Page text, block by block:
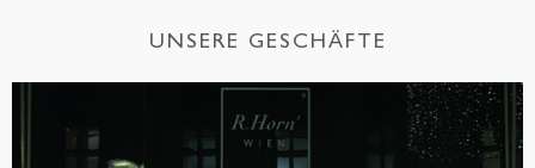
UNSERE GESCHÄFTE